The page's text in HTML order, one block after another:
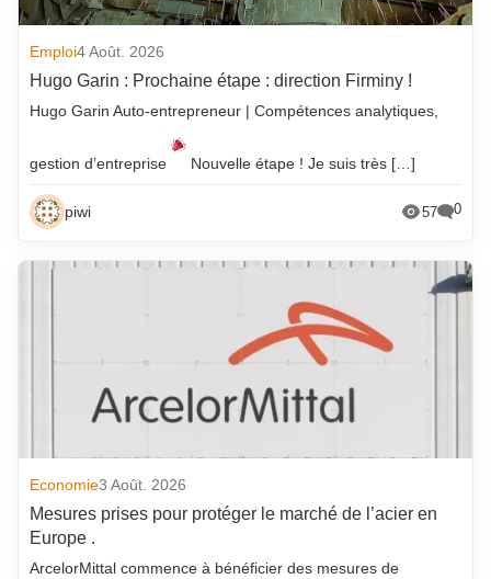
Emploi4 Août. 2026
Hugo Garin : Prochaine étape : direction Firminy !
Hugo Garin Auto-entrepreneur | Compétences analytiques,
gestion d’entreprise Nouvelle étape ! Je suis très […]
piwi 57 0
Economie3 Août. 2026
Mesures prises pour protéger le marché de l’acier en
Europe .
ArcelorMittal commence à bénéficier des mesures de